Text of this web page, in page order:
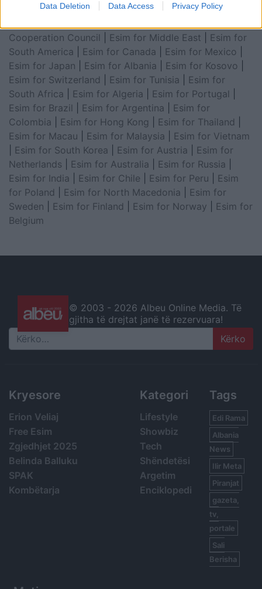
Data Deletion Data Access Privacy Policy
for China| Esim for United Kingdom |Esim for Africa
Cooperation Council
Esim for Middle East
Esim for
South America
Esim for Canada Esim for Mexico
Esim for Japan
Esim for Albania Esim for Kosovo
Esim for Switzerland
Esim for Tunisia
Esim for
South Africa
Esim for Algeria Esim for Portugal
Esim for Brazil
Esim for Argentina
Esim for
Colombia
Esim for Hong Kong Esim for Thailand
Esim for Macau
Esim for Malaysia
Esim for Vietnam
Esim for South Korea Esim for Austria
Esim for
Netherlands
Esim for Australia Esim for Russia
Esim for India
Esim for Chile Esim for Peru
Esim
for Poland
Esim for North Macedonia
Esim for
Sweden
Esim for Finland Esim for Norway
Esim for
Belgium
© 2003 - 2026 Albeu Online Media. Të
gjitha të drejtat janë të rezervuara!
Search
Kryesore
Erion Veliaj
Free Esim
Zgjedhjet 2025
Belinda Balluku
SPAK
Kombëtarja
Kategori
Lifestyle
Showbiz
Tech
Shëndetësi
Argetim
Enciklopedi
Tags
Edi Rama
Albania
News
Ilir Meta
Piranjat
gazeta,
tv,
portale
Sali
Berisha